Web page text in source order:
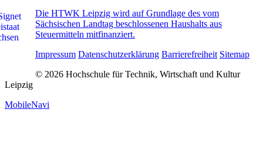
Die HTWK Leipzig wird auf Grundlage des vom
Sächsischen Landtag beschlossenen Haushalts aus
Steuermitteln mitfinanziert.
Impressum Datenschutzerklärung Barrierefreiheit Sitemap
© 2026 Hochschule für Technik, Wirtschaft und Kultur
Leipzig
MobileNavi